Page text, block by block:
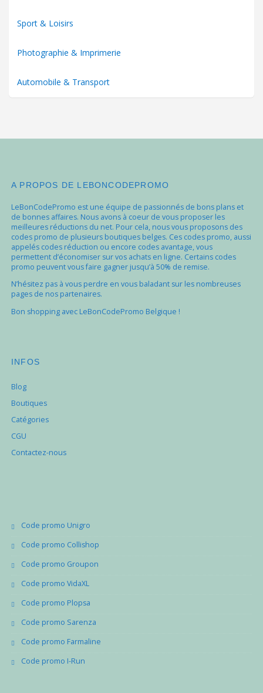
Sport & Loisirs
Photographie & Imprimerie
Automobile & Transport
A PROPOS DE LEBONCODEPROMO
LeBonCodePromo est une équipe de passionnés de bons plans et
de bonnes affaires. Nous avons à coeur de vous proposer les
meilleures réductions du net. Pour cela, nous vous proposons des
codes promo de plusieurs boutiques belges. Ces codes promo, aussi
appelés codes réduction ou encore codes avantage, vous
permettent d’économiser sur vos achats en ligne. Certains codes
promo peuvent vous faire gagner jusqu’à 50% de remise.
N’hésitez pas à vous perdre en vous baladant sur les nombreuses
pages de nos partenaires.
Bon shopping avec LeBonCodePromo Belgique !
INFOS
Blog
Boutiques
Catégories
CGU
Contactez-nous
Code promo Unigro
Code promo Collishop
Code promo Groupon
Code promo VidaXL
Code promo Plopsa
Code promo Sarenza
Code promo Farmaline
Code promo I-Run